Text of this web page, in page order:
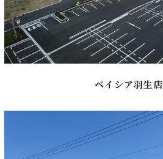
ベイシア羽生店